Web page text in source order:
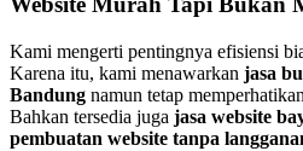
Kami mengerti pentingnya efisiensi
Karena itu, kami menawarkan jasa
Bandung namun tetap
Bahkan tersedia juga jasa website
pembuatan website tanpa